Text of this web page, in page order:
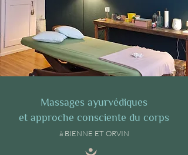
Massages ayurvédiques
et approche consciente du corps
à BIENNE ET ORVIN